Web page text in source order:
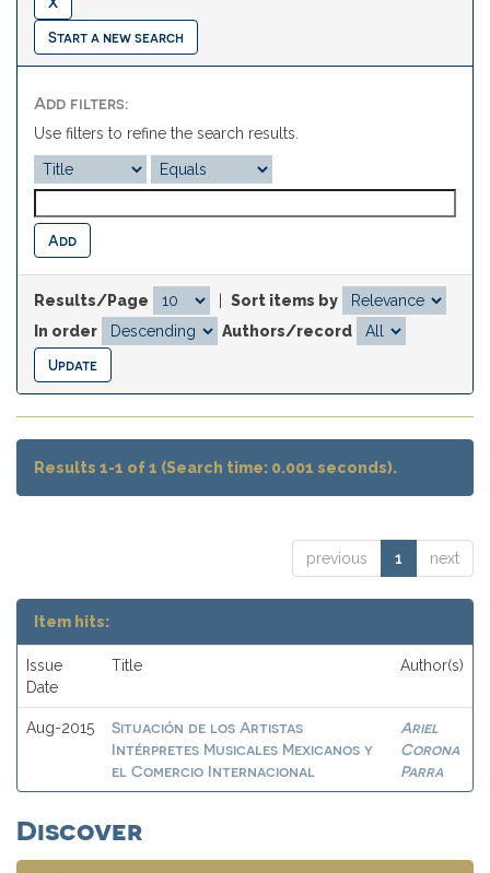
Start a new search
Add filters:
Use filters to refine the search results.
Results/Page
Sort items by
In order
Authors/record
Results 1-1 of 1 (Search time: 0.001 seconds).
previous 1 next
Item hits:
Issue
Date
Title Author(s)
Aug-2015
Situación de los Artistas
Intérpretes Musicales Mexicanos y
el Comercio Internacional
Ariel
Corona
Parra
Discover